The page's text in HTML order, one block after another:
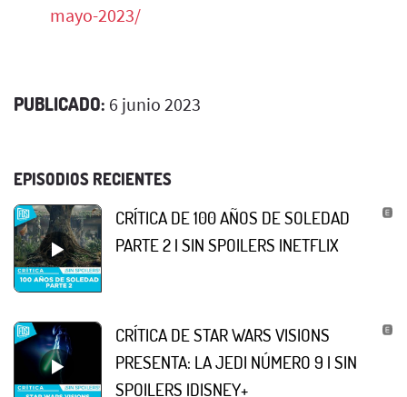
mayo-2023/
PUBLICADO: 6 junio 2023
EPISODIOS RECIENTES
CRÍTICA DE 100 AÑOS DE SOLEDAD
PARTE 2 | SIN SPOILERS |NETFLIX
CRÍTICA DE STAR WARS VISIONS
PRESENTA: LA JEDI NÚMERO 9 | SIN
SPOILERS |DISNEY+